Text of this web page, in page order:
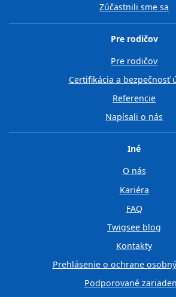
Zúčastnili sme sa
Pre rodičov
Pre rodičov
Certifikácia a bezpečnosť
Referencie
Napísali o nás
Iné
O nás
Kariéra
FAQ
Twigsee blog
Kontakty
Prehlásenie o ochrane
Podporované